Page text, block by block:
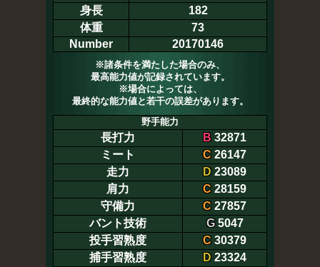
身長
182
体重
73
Number
20170146
※諸条件を満たした場合のみ、
最高能力値が記録されています。
※場合によっては、
最終的な能力値と若干の誤差があります。
野手能力
長打力 B 32871
ミート
C 26147
走力
D 23089
肩力
C 28159
守備力
C 27857
バント技術
G5047
投手習熟度
C 30379
捕手習熟度
D 23324